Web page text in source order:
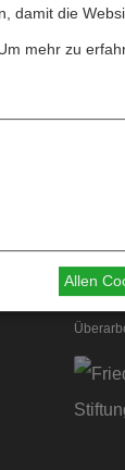
damit die
mehr zu
Allen